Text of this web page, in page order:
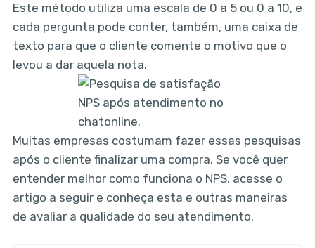
Este método utiliza uma escala de 0 a 5 ou 0 a 10, e
cada pergunta pode conter, também, uma caixa de
texto para que o cliente comente o motivo que o
levou a dar aquela nota.
Muitas empresas costumam fazer essas pesquisas
após o cliente finalizar uma compra. Se você quer
entender melhor como funciona o NPS, acesse o
artigo a seguir e conheça esta e outras maneiras
de avaliar a qualidade do seu atendimento.